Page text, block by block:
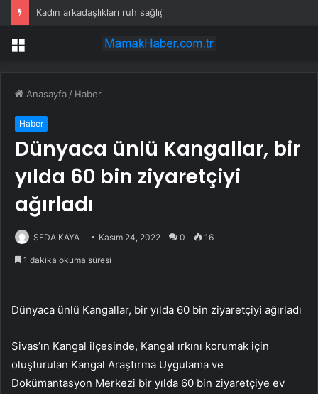
Kadın arkadaşlıkları ruh sağlığını güçlendiriyor
Menü
Anasayfa / Haber
Haber
Dünyaca ünlü Kangallar, bir
yılda 60 bin ziyaretçiyi
ağırladı
SEDA KAYA Kasım 24, 2022 0 16
1 dakika okuma süresi
Dünyaca ünlü Kangallar, bir yılda 60 bin ziyaretçiyi ağırladı
Sivas’ın Kangal ilçesinde, Kangal ırkını korumak için
oluşturulan Kangal Araştırma Uygulama ve
Dokümantasyon Merkezi bir yılda 60 bin ziyaretçiye ev